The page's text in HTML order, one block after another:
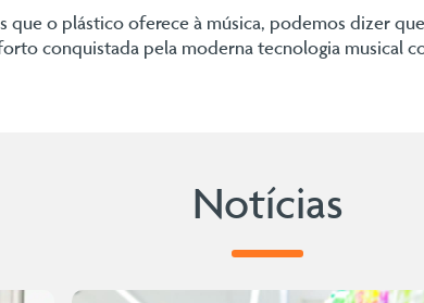
que o plástico oferece à música, podemos dizer
conquistada pela moderna tecnologia musical
Notícias